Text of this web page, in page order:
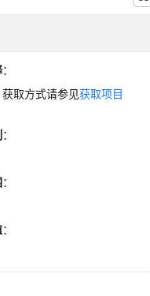
：
取方式请参见获取项目
：
：
：